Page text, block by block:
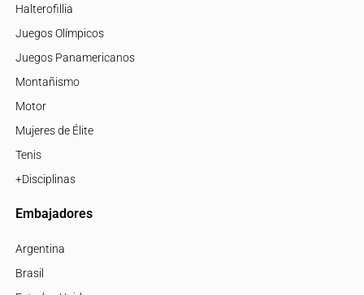
Halterofillia
Juegos Olímpicos
Juegos Panamericanos
Montañismo
Motor
Mujeres de Élite
Tenis
+Disciplinas
Embajadores
Argentina
Brasil